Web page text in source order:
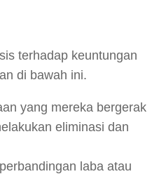
terhadap keuntungan
di bawah ini.
yang mereka bergerak
eliminasi dan
laba atau